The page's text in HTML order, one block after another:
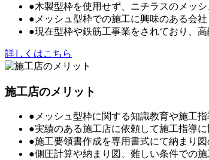
●木製型枠を使用せず、ニチラスのメッ
●メッシュ型枠での施工に興味のある会社
●現在型枠や鉄筋工事業をされており、
詳しくはこちら
施工店のメリット
●メッシュ型枠に関する知識教育や施工指
●実績のある施工店に依頼して施工指導
●施工要領書作成を専用書式にて納まり図
●側圧計算や納まり図、難しい条件での施